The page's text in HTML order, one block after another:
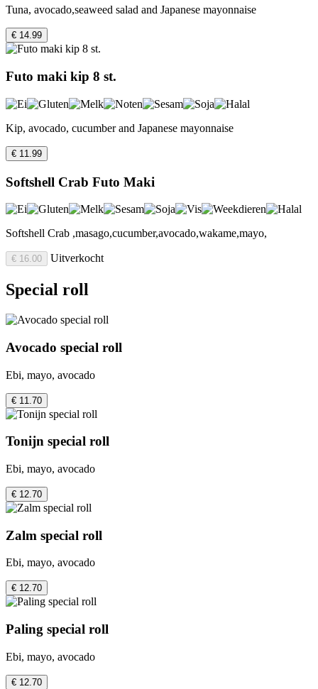
Tuna, avocado,seaweed salad and Japanese mayonnaise
€ 14.99
Futo maki kip 8 st.
Kip, avocado, cucumber and Japanese mayonnaise
€ 11.99
Softshell Crab Futo Maki
Softshell Crab ,masago,cucumber,avocado,wakame,mayo,
€ 16.00 Uitverkocht
Special roll
Avocado special roll
Ebi, mayo, avocado
€ 11.70
Tonijn special roll
Ebi, mayo, avocado
€ 12.70
Zalm special roll
Ebi, mayo, avocado
€ 12.70
Paling special roll
Ebi, mayo, avocado
€ 12.70